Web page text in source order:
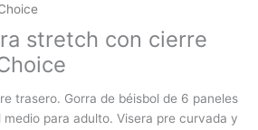
stretch con cierre
trasero. Gorra de béisbol de 6 paneles
para adulto. Visera pre curvada y